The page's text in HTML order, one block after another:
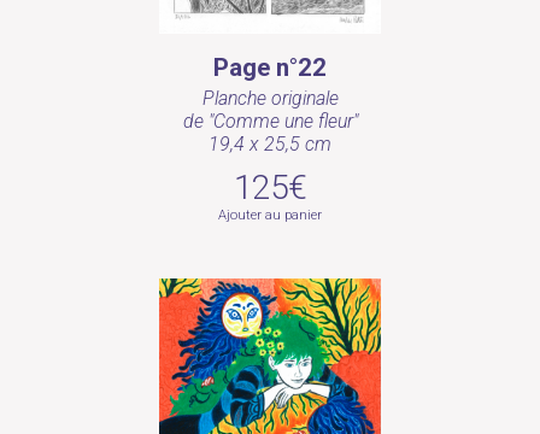
Page n°22
Planche originale
de "Comme une fleur"
19,4 x 25,5 cm
125€
Ajouter au panier